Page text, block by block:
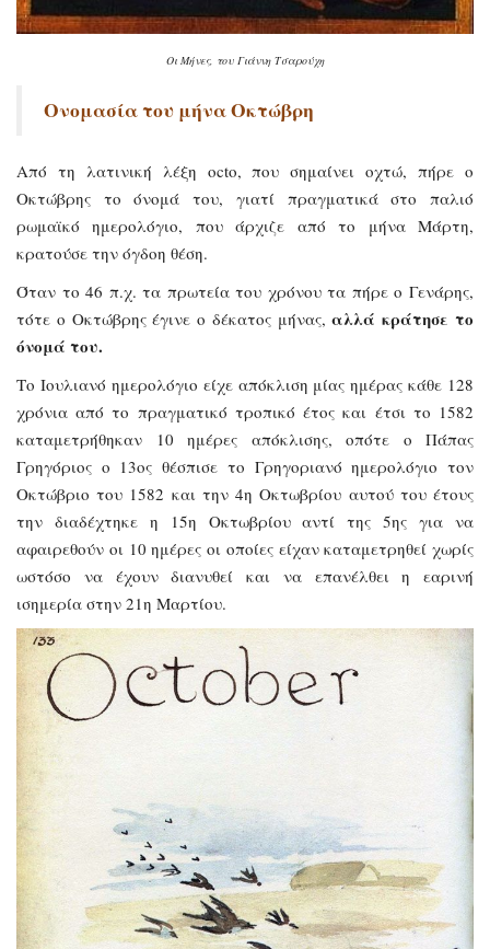
Οι Μήνες, του Γιάννη Τσαρούχη
Ονομασία του μήνα Οκτώβρη
Από τη λατινική λέξη octo, που σημαίνει οχτώ, πήρε ο
Οκτώβρης το όνομά του, γιατί πραγματικά στο παλιό
ρωμαϊκό ημερολόγιο, που άρχιζε από το μήνα Μάρτη,
κρατούσε την όγδοη θέση.
Όταν το 46 π.χ. τα πρωτεία του χρόνου τα πήρε ο Γενάρης,
τότε ο Οκτώβρης έγινε ο δέκατος μήνας,αλλά κράτησε το
όνομά του.
Το Ιουλιανό ημερολόγιο είχε απόκλιση μίας ημέρας κάθε 128
χρόνια από το πραγματικό τροπικό έτος και έτσι το 1582
καταμετρήθηκαν 10 ημέρες απόκλισης, οπότε ο Πάπας
Γρηγόριος ο 13ος θέσπισε το Γρηγοριανό ημερολόγιο τον
Οκτώβριο του 1582 και την 4η Οκτωβρίου αυτού του έτους
την διαδέχτηκε η 15η Οκτωβρίου αντί της 5ης για να
αφαιρεθούν οι 10 ημέρες οι οποίες είχαν καταμετρηθεί χωρίς
ωστόσο να έχουν διανυθεί και να επανέλθει η εαρινή
ισημερία στην 21η Μαρτίου.